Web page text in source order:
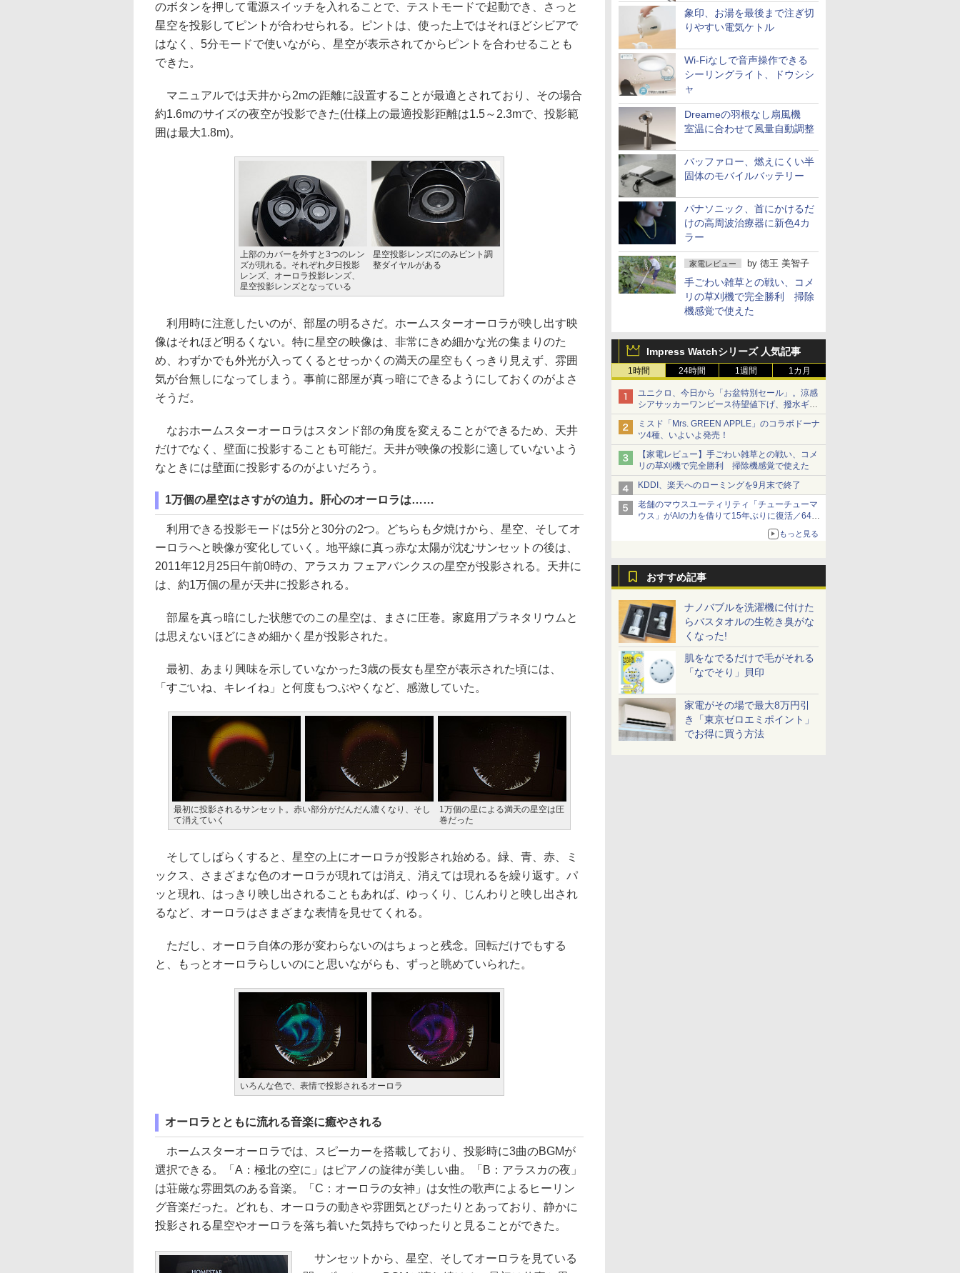
象印、お湯を最後まで注ぎ切
りやすい電気ケトル
Wi-Fiなしで音声操作できる
シーリングライト、ドウシシ
ャ
Dreameの羽根なし扇風機
室温に合わせて風量自動調整
バッファロー、燃えにくい半
固体のモバイルバッテリー
パナソニック、首にかけるだ
けの高周波治療器に新色4カ
ラー
家電レビュー by 徳王 美智子
手ごわい雑草との戦い、コメ
リの草刈機で完全勝利 掃除
機感覚で使えた
Impress Watchシリーズ 人気記事
1時間 24時間 1週間 1カ月
ユニクロ、今日から「お盆特別セール」。涼感
シアサッカーワンピース待望値下げ、撥水ギア
ショーツは1990円に
ミスド「Mrs. GREEN APPLE」のコラボドーナ
ツ4種、いよいよ発売！
【家電レビュー】手ごわい雑草との戦い、コメ
リの草刈機で完全勝利 掃除機感覚で使えた
KDDI、楽天へのローミングを9月末で終了
老舗のマウスユーティリティ「チューチューマ
ウス」がAIの力を借りて15年ぶりに復活／64bit
化、Windows 10/11、「Chrome」も走り回
る。復活記念で2026年末まで500円
もっと見る
おすすめ記事
ナノバブルを洗濯機に付けた
らバスタオルの生乾き臭がな
くなった!
肌をなでるだけで毛がそれる
「なでそり」貝印
家電がその場で最大8万円引
き「東京ゼロエミポイント」
でお得に買う方法
のボタンを押して電源スイッチを入れることで、テストモードで起動でき、さっと
星空を投影してピントが合わせられる。ピントは、使った上ではそれほどシビアで
はなく、5分モードで使いながら、星空が表示されてからピントを合わせることも
できた。
マニュアルでは天井から2mの距離に設置することが最適とされており、その場合
約1.6mのサイズの夜空が投影できた(仕様上の最適投影距離は1.5～2.3mで、投影範
囲は最大1.8m)。
上部のカバーを外すと3つのレン
ズが現れる。それぞれ夕日投影
レンズ、オーロラ投影レンズ、
星空投影レンズとなっている
星空投影レンズにのみピント調
整ダイヤルがある
利用時に注意したいのが、部屋の明るさだ。ホームスターオーロラが映し出す映
像はそれほど明るくない。特に星空の映像は、非常にきめ細かな光の集まりのた
め、わずかでも外光が入ってくるとせっかくの満天の星空もくっきり見えず、雰囲
気が台無しになってしまう。事前に部屋が真っ暗にできるようにしておくのがよさ
そうだ。
なおホームスターオーロラはスタンド部の角度を変えることができるため、天井
だけでなく、壁面に投影することも可能だ。天井が映像の投影に適していないよう
なときには壁面に投影するのがよいだろう。
1万個の星空はさすがの迫力。肝心のオーロラは……
利用できる投影モードは5分と30分の2つ。どちらも夕焼けから、星空、そしてオ
ーロラへと映像が変化していく。地平線に真っ赤な太陽が沈むサンセットの後は、
2011年12月25日午前0時の、アラスカ フェアバンクスの星空が投影される。天井に
は、約1万個の星が天井に投影される。
部屋を真っ暗にした状態でのこの星空は、まさに圧巻。家庭用プラネタリウムと
は思えないほどにきめ細かく星が投影された。
最初、あまり興味を示していなかった3歳の長女も星空が表示された頃には、
「すごいね、キレイね」と何度もつぶやくなど、感激していた。
最初に投影されるサンセット。赤い部分がだんだん濃くなり、そし
て消えていく
1万個の星による満天の星空は圧
巻だった
そしてしばらくすると、星空の上にオーロラが投影され始める。緑、青、赤、ミ
ックス、さまざまな色のオーロラが現れては消え、消えては現れるを繰り返す。パ
ッと現れ、はっきり映し出されることもあれば、ゆっくり、じんわりと映し出され
るなど、オーロラはさまざまな表情を見せてくれる。
ただし、オーロラ自体の形が変わらないのはちょっと残念。回転だけでもする
と、もっとオーロラらしいのにと思いながらも、ずっと眺めていられた。
いろんな色で、表情で投影されるオーロラ
オーロラとともに流れる音楽に癒やされる
ホームスターオーロラでは、スピーカーを搭載しており、投影時に3曲のBGMが
選択できる。「A：極北の空に」はピアノの旋律が美しい曲。「B：アラスカの夜」
は荘厳な雰囲気のある音楽。「C：オーロラの女神」は女性の歌声によるヒーリン
グ音楽だった。どれも、オーロラの動きや雰囲気とぴったりとあっており、静かに
投影される星空やオーロラを落ち着いた気持ちでゆったりと見ることができた。
サンセットから、星空、そしてオーロラを見ている